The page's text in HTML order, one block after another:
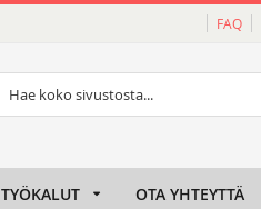
FAQ
TYÖKALUT OTA YHTEYTTÄ